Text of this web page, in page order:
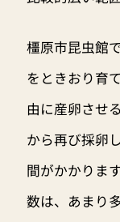
橿原市昆虫館
をときおり育
由に産卵させ
から再び採卵
間がかかりま
数は、あまり